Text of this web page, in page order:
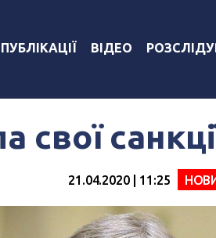
ПУБЛІКАЦІЇ ВІДЕО
свої
21.04.2020 | 11:25